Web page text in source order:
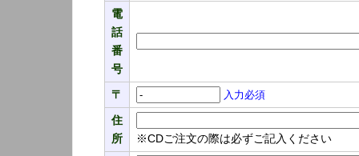
電
話
番
号
〒
入力必須
住
所
※CDご注文の際は必ずご記入ください